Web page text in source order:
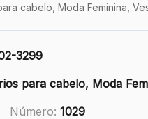
cabelo, Moda Feminina,
3299
para cabelo, Moda
Número: 1029